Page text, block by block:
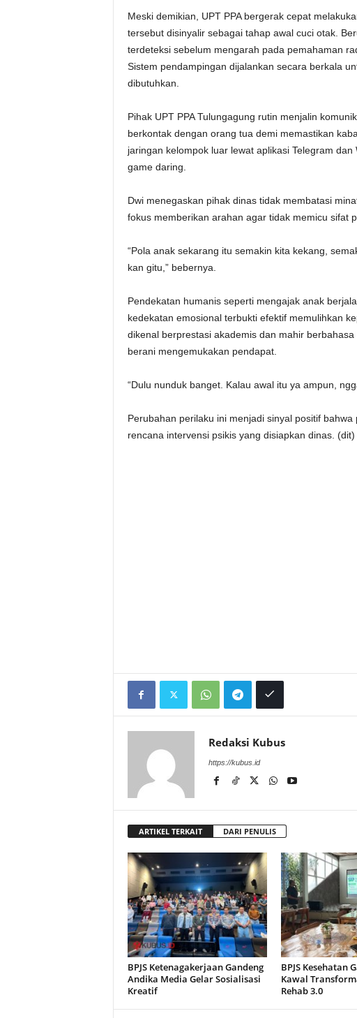
Meski demikian, UPT PPA bergerak cepat
tersebut disinyalir sebagai tahap awal cuci otak.
terdeteksi sebelum mengarah pada pemahaman
Sistem pendampingan dijalankan secara berkala
dibutuhkan.
Pihak UPT PPA Tulungagung rutin menjalin
berkontak dengan orang tua demi memastikan
jaringan kelompok luar lewat aplikasi Telegram
game daring.
Dwi menegaskan pihak dinas tidak membatasi
fokus memberikan arahan agar tidak memicu sifat
“Pola anak sekarang itu semakin kita kekang,
kan gitu,” bebernya.
Pendekatan humanis seperti mengajak anak
kedekatan emosional terbukti efektif memulihkan
dikenal berprestasi akademis dan mahir
berani mengemukakan pendapat.
“Dulu nunduk banget. Kalau awal itu ya ampun,
Perubahan perilaku ini menjadi sinyal positif
rencana intervensi psikis yang disiapkan dinas. (dit)
Redaksi Kubus
https://kubus.id
ARTIKEL TERKAIT DARI PENULIS
BPJS Ketenagakerjaan Gandeng
Andika Media Gelar Sosialisasi
Kreatif
BPJS Kesehatan
Kawal
Rehab 3.0